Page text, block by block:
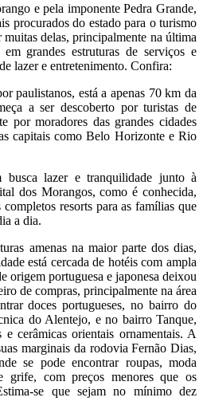
e pela imponente Pedra Grande,
procurados do estado para o turismo
delas, principalmente na última
grandes estruturas de serviços e
lazer e entretenimento. Confira:
paulistanos, está a apenas 70 km da
a ser descoberto por turistas de
por moradores das grandes cidades
capitais como Belo Horizonte e Rio
busca lazer e tranquilidade junto à
dos Morangos, como é conhecida,
resorts para as famílias que
a dia.
amenas na maior parte dos dias,
está cercada de hotéis com ampla
origem portuguesa e japonesa deixou
de compras, principalmente na área
doces portugueses, no bairro do
do Alentejo, e no bairro Tanque,
cerâmicas orientais ornamentais. A
marginais da rodovia Fernão Dias,
se pode encontrar roupas, moda
grife, com preços menores que os
se que sejam no mínimo dez